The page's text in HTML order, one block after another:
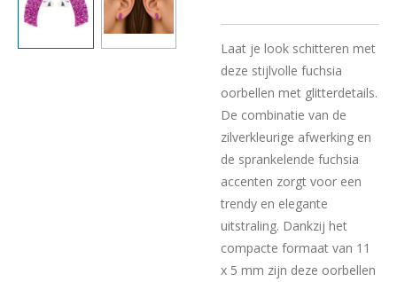
Laat je look schitteren met
deze stijlvolle fuchsia
oorbellen met glitterdetails.
De combinatie van de
zilverkleurige afwerking en
de sprankelende fuchsia
accenten zorgt voor een
trendy en elegante
uitstraling. Dankzij het
compacte formaat van 11
x 5 mm zijn deze oorbellen